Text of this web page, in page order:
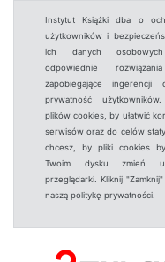
Instytut Książki dba o
użytkowników i
ich danych
odpowiednie
zapobiegające
prywatność
plików cookies, by ułatwić
serwisów oraz do celów
chcesz, by pliki cookies
Twoim dysku zmień
przeglądarki. Kliknij
naszą politykę prywatności.